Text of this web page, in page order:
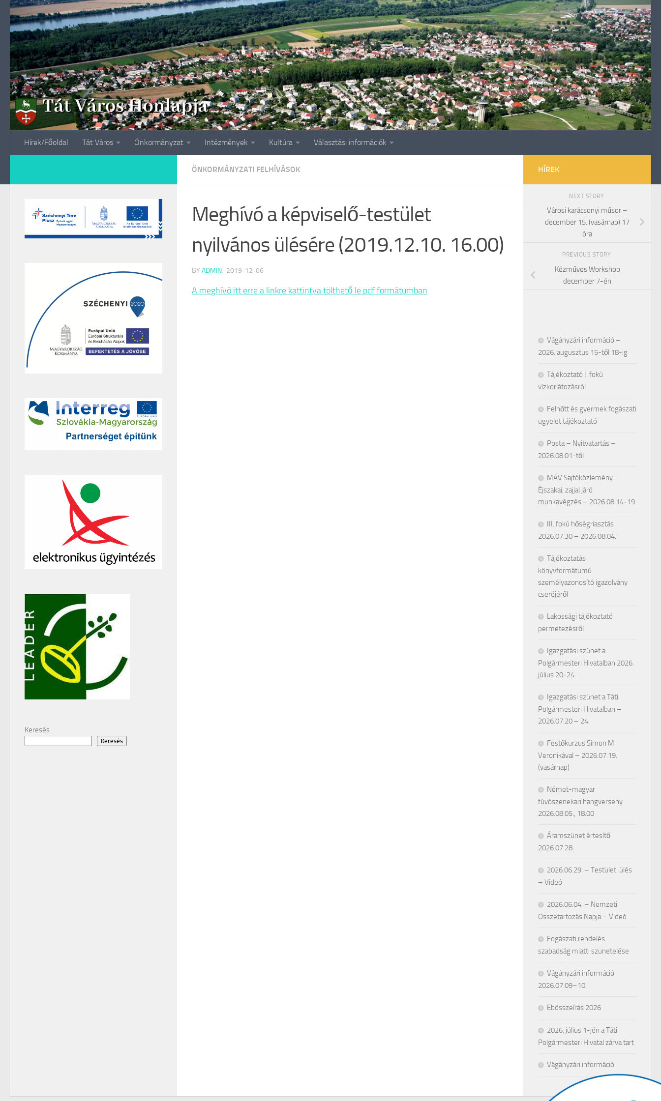
Skip to content
Hírek/Főoldal Tát Város Önkormányzat Intézmények Kultúra Választási információk
ÖNKORMÁNYZATI FELHÍVÁSOK
Meghívó a képviselő-testület
nyilvános ülésére (2019.12.10. 16.00)
BY ADMIN · 2019-12-06
A meghívó itt erre a linkre kattintva tölthető le pdf formátumban
Keresés
Keresés
HÍREK
NEXT STORY
Városi karácsonyi műsor –
december 15. (vasárnap) 17
óra
PREVIOUS STORY
Kézműves Workshop
december 7-én
Vágányzári információ –
2026. augusztus 15-től 18-ig
Tájékoztató I. fokú
vízkorlátozásról
Felnőtt és gyermek fogászati
ügyelet tájékoztató
Posta – Nyitvatartás –
2026.08.01-től
MÁV Sajtóközlemény –
Éjszakai, zajjal járó
munkavégzés – 2026.08.14-19.
III. fokú hőségriasztás
2026.07.30 – 2026.08.04.
Tájékoztatás
könyvformátumú
személyazonosító igazolvány
cseréjéről
Lakossági tájékoztató
permetezésről
Igazgatási szünet a
Polgármesteri Hivatalban 2026.
július 20-24.
Igazgatási szünet a Táti
Polgármesteri Hivatalban –
2026.07.20 – 24.
Festőkurzus Simon M.
Veronikával – 2026.07.19.
(vasárnap)
Német-magyar
fúvószenekari hangverseny
2026.08.05., 18.00
Áramszünet értesítő
2026.07.28.
2026.06.29. – Testületi ülés
– Videó
2026.06.04. – Nemzeti
Összetartozás Napja – Videó
Fogászati rendelés
szabadság miatti szünetelése
Vágányzári információ
2026.07.09–10.
Ebösszeírás 2026
2026. július 1-jén a Táti
Polgármesteri Hivatal zárva tart
Vágányzári információ